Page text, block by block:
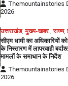
Themountainstories
2026
उत्तराखंड,मुख्य-खबर,राज्य,
सीएम धामी का अधिकारियों
के निस्तारण में लापरवाही
मामलों के समाधान के निर्देश
Themountainstories
2026